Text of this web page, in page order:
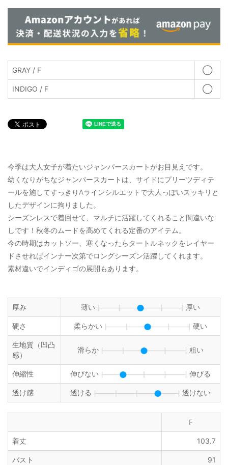
GRAY / F ◯
INDIGO / F ◯
今季は大人女子が着たいジャンパースカートがお目見えです。
幼くなりがちなジャンパースカートは、サイドにプリーツディテ
ールを施してすっきりAラインシルエットで大人っぽいスッキリと
したデザインに拘りました。
シーズンレスで着回せて、マルチに活躍してくれること間違いな
しです！秋冬のムードを高めてくれる定番のアイテム。
今の時期はカットソー、寒くなったらタートルネックをレイヤー
ドさせればインナー次第でロングシーズン活躍してくれます。
素材違いでインディゴの展開もあります。
厚み 薄い 厚い
硬さ 柔らかい 硬い
生地質（凹凸
感）
滑らか 粗い
伸縮性 伸びない 伸びる
透け感 透ける 透けない
F
着丈 103.7
バスト 91